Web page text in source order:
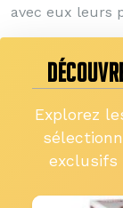
avec eux leurs
Explorez
exclusifs